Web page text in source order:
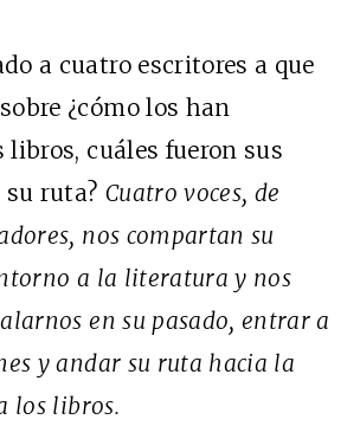
a cuatro escritores a que
¿cómo los han
libros, cuáles fueron sus
ruta? Cuatro voces, de
nos compartan su
a la literatura y nos
en su pasado, entrar a
y andar su ruta hacia la
los libros.